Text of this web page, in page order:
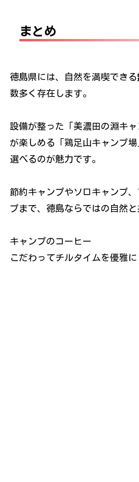
まとめ
徳島県には、自然を満喫できる
数多く存在します。
設備が整った「美濃田の淵キ
が楽しめる「鶏足山キャンプ
選べるのが魅力です。
節約キャンプやソロキャンプ
プまで、徳島ならではの自然
キャンプのコーヒー
こだわってチルタイムを優雅に